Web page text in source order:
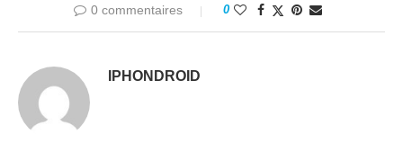
0 commentaires 0
IPHONDROID